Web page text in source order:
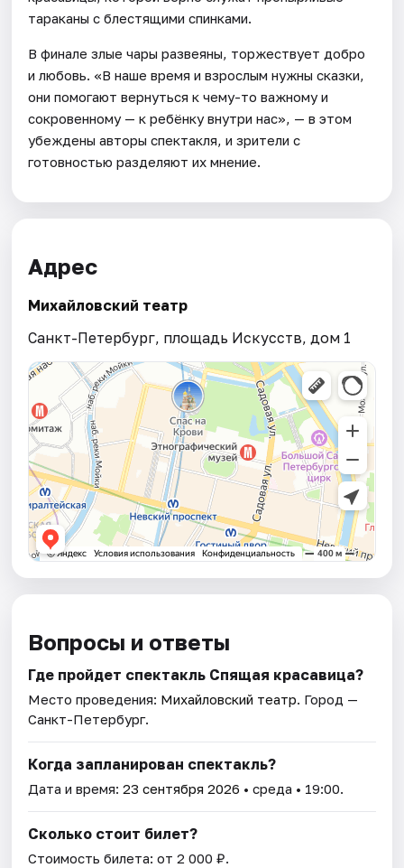
тараканы с блестящими спинками.
В финале злые чары развеяны, торжествует добро
и любовь. «В наше время и взрослым нужны сказки,
они помогают вернуться к чему-то важному и
сокровенному — к ребёнку внутри нас», — в этом
убеждены авторы спектакля, и зрители с
готовностью разделяют их мнение.
Адрес
Михайловский театр
Санкт-Петербург, площадь Искусств, дом 1
Вопросы и ответы
Где пройдет спектакль Спящая красавица?
Место проведения: Михайловский театр. Город —
Санкт-Петербург.
Когда запланирован спектакль?
Дата и время:23 сентября 2026 • среда • 19:00.
Сколько стоит билет?
Стоимость билета: от 2 000 ₽.